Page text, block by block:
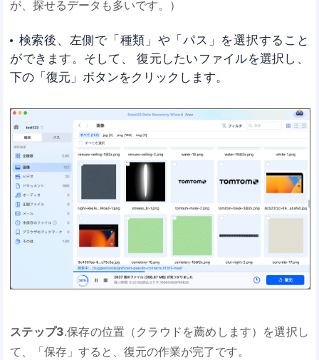
が、探せるデータも多いです。）
検索後、左側で「種類」や「パス」を選択すること
ができます。そして、 復元したいファイルを選択し、
下の「復元」ボタンをクリックします。
ステップ3.保存の位置（クラウドを薦めします）を選択し
て、「保存」すると、復元の作業が完了です。